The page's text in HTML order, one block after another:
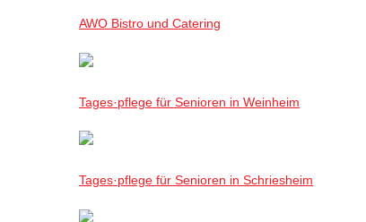
AWO Bistro und Catering
Tages·pflege für Senioren in Weinheim
Tages·pflege für Senioren in Schriesheim